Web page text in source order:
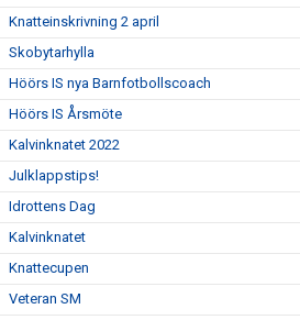
Knatteinskrivning 2 april
Skobytarhylla
Höörs IS nya Barnfotbollscoach
Höörs IS Årsmöte
Kalvinknatet 2022
Julklappstips!
Idrottens Dag
Kalvinknatet
Knattecupen
Veteran SM